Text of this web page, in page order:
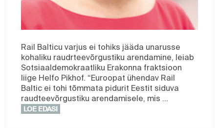
Rail Balticu varjus ei tohiks jääda unarusse
kohaliku raudrteevõrgustiku arendamine, leiab
Sotsiaaldemokraatliku Erakonna fraktsioon
liige Helfo Pikhof. “Euroopat ühendav Rail
Baltic ei tohi tõmmata pidurit Eestit siduva
raudteevõrgustiku arendamisele, mis …
LOE EDASI